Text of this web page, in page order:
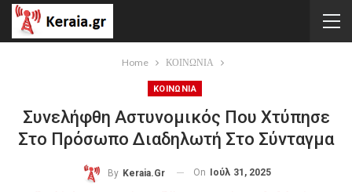
Home ΚΟΙΝΩΝΙΑ
ΚΟΙΝΩΝΙΑ
Συνελήφθη Αστυνομικός Που Χτύπησε
Στο Πρόσωπο Διαδηλωτή Στο Σύνταγμα
By Keraia.gr On Ιούλ 31, 2025